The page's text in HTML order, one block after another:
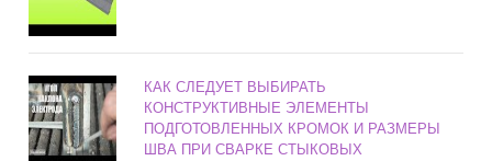
КАК СЛЕДУЕТ ВЫБИРАТЬ
КОНСТРУКТИВНЫЕ ЭЛЕМЕНТЫ
ПОДГОТОВЛЕННЫХ КРОМОК И РАЗМЕРЫ
ШВА ПРИ СВАРКЕ СТЫКОВЫХ